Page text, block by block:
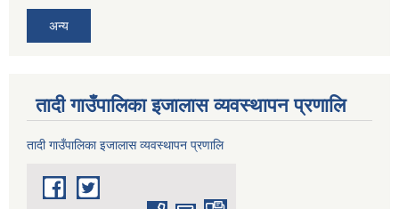
अन्य
तादी गाउँपालिका इजालास व्यवस्थापन प्रणालि
तादी गाउँपालिका इजालास व्यवस्थापन प्रणालि